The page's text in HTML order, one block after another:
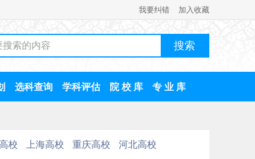
我要纠错 加入收藏
选科查询 学科评估 院 校 库 专 业 库
校 上海高校 重庆高校
河北高校